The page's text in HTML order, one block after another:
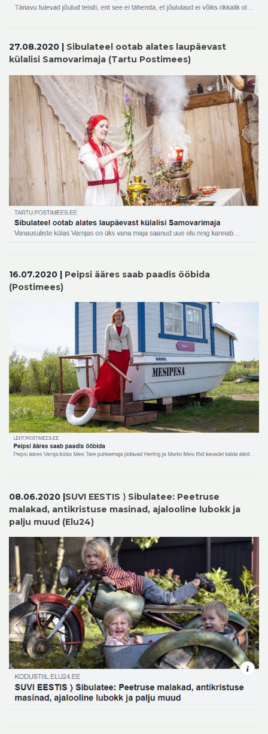
27.08.2020 | Sibulateel ootab alates laupäevast
külalisi Samovarimaja (Tartu Postimees)
16.07.2020 | Peipsi ääres saab paadis ööbida
(Postimees)
08.06.2020 |SUVI EESTIS ⟩ Sibulatee: Peetruse
malakad, antikristuse masinad, ajalooline lubokk ja
palju muud (Elu24)